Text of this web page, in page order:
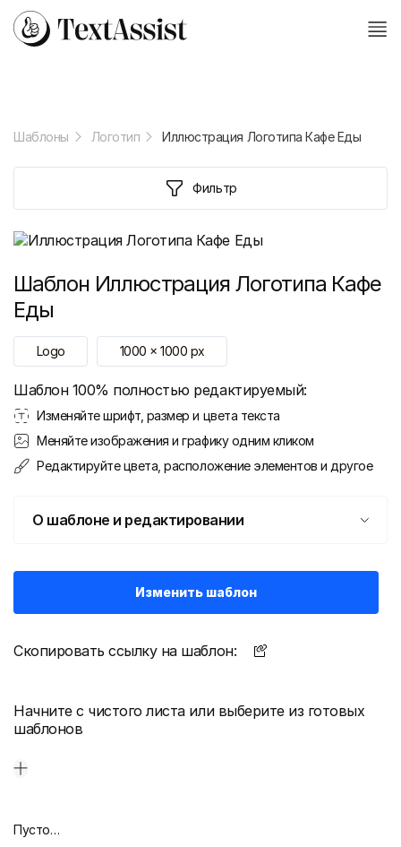
Шаблоны Логотип Иллюстрация Логотипа Кафе Еды
Фильтр
Шаблон Иллюстрация Логотипа Кафе
Еды
Logo 1000 x1000 px
Шаблон 100% полностью редактируемый:
Изменяйте шрифт, размер и цвета текста
Меняйте изображения и графику одним кликом
Редактируйте цвета, расположение элементов и другое
О шаблоне и редактировании
Изменить шаблон
Скопировать ссылку на шаблон:
Начните с чистого листа или выберите из готовых
шаблонов
Пустой дизайн-макет